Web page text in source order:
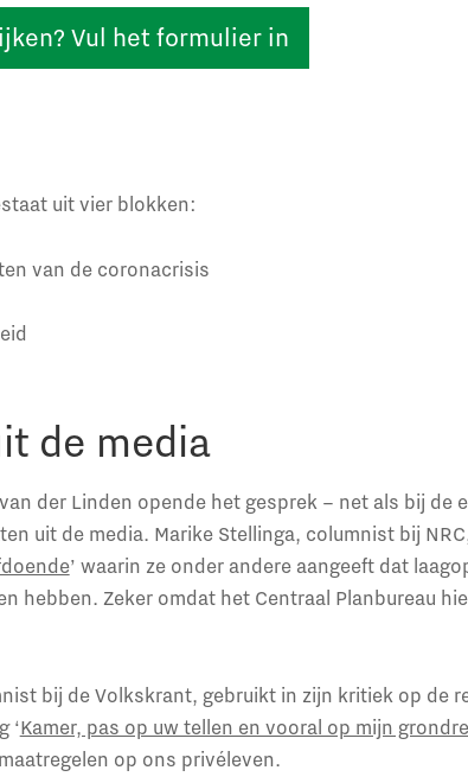
Vul het formulier in
uit vier blokken:
van de coronacrisis
de media
der Linden opende het gesprek – net als bij de
uit de media. Marike Stellinga, columnist bij
’ waarin ze onder andere aangeeft dat
hebben. Zeker omdat het Centraal Planbureau
bij de Volkskrant, gebruikt in zijn kritiek op de
‘Kamer, pas op uw tellen en vooral op mijn
op ons privéleven.